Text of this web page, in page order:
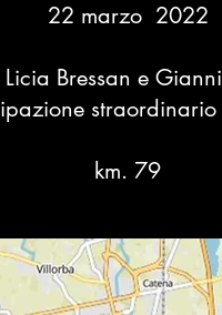
22 marzo 2022
Licia Bressan e
straordinario
km. 79